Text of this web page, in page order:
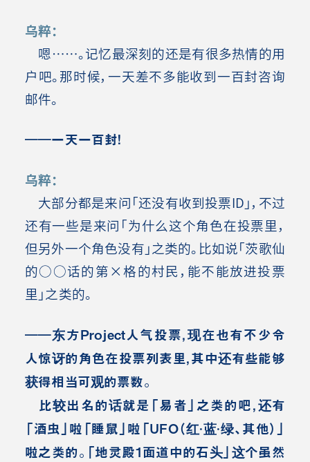
乌粹：
嗯……。记忆最深刻的还是有很多热情的用
户吧。那时候，一天差不多能收到一百封咨询
邮件。
――一天一百封！
乌粹：
大部分都是来问「还没有收到投票ID」，不过
还有一些是来问「为什么这个角色在投票里，
但另外一个角色没有」之类的。比如说「茨歌仙
的○○话的第×格的村民，能不能放进投票
里」之类的。
――东方Project人气投票，现在也有不少令
人惊讶的角色在投票列表里，其中还有些能够
获得相当可观的票数。
比较出名的话就是「易者」之类的吧，还有
「酒虫」啦「睡鼠」啦「UFO（红·蓝·绿、其他）」
啦之类的。「地灵殿1面道中的石头」这个虽然